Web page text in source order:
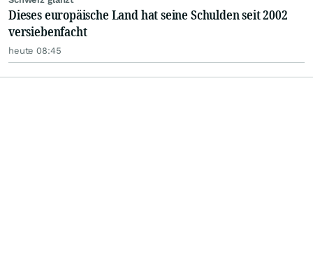
Dieses europäische Land hat seine Schulden seit 2002
versiebenfacht
heute 08:45